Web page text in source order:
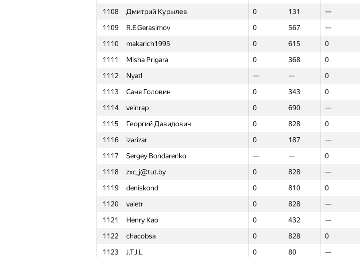
1108
Дмитрий Курылев 0 131 —
1109
R.E.Gerasimov 0 567 —
1110
makarich1995 0 615 0
1111
Misha Prigara 0 368 0
1112
Nyatl — — 0
1113
Саня Головин 0 343 0
1114
veinrap 0 690 —
1115
Георгий Давидович 0 828 0
1116
izarizar 0 187 —
1117
Sergey Bondarenko — — 0
1118
zxc_j@tut.by 0 828 —
1119
deniskond 0 810 0
1120
valetr 0 828 —
1121
Henry Kao 0 432 —
1122
chacobsa 0 828 0
1123
J.T.J.L 0 80 —
Қатысушы 1 2
GP30 Орын